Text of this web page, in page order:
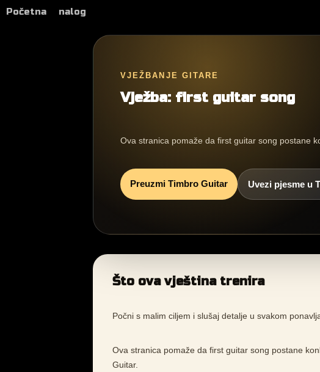
Početna nalog
VJEŽBANJE GITARE
Vježba: first guitar song
Ova stranica pomaže da first guitar song postane
Preuzmi Timbro Guitar Uvezi pjesme u
Što ova vještina trenira
Počni s malim ciljem i slušaj detalje u svakom
Ova stranica pomaže da first guitar song postane
Guitar.